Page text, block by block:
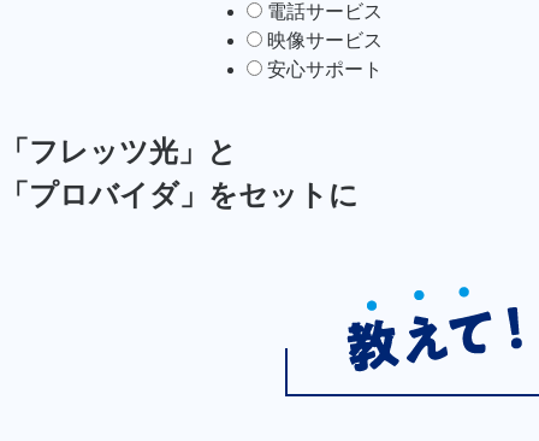
電話サービス
映像サービス
安心サポート
「フレッツ光」と
「プロバイダ」をセットに